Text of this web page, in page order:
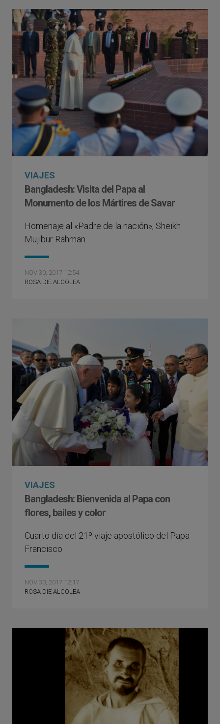
VIAJES
Bangladesh: Visita del Papa al
Monumento de los Mártires de Savar
Homenaje al «Padre de la nación», Sheikh
Mujibur Rahman.
NOV 30, 2017 12:54
ROSA DIE ALCOLEA
VIAJES
Bangladesh: Bienvenida al Papa con
flores, bailes y color
Cuarto día del 21º viaje apostólico del Papa
Francisco
NOV 30, 2017 12:17
ROSA DIE ALCOLEA